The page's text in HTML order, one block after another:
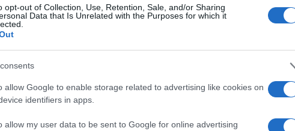
opt-out of Collection, Use, Retention, Sale, and/or Sharing
Data that Is Unrelated with the Purposes for which it
allow Google to enable storage related to advertising like cookies on
identifiers in apps.
allow my user data to be sent to Google for online advertising
ironico: va al
battuta sui
Ecco le sue parole.
qualche fondamentalista islamico, ma a me piace il
della Lega Matteo Salvini a Ferrara.